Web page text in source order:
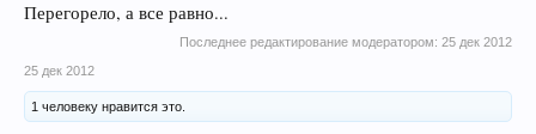
Перегорело, а все равно...
Последнее редактирование модератором: 25 дек 2012
25 дек 2012
1 человеку нравится это.